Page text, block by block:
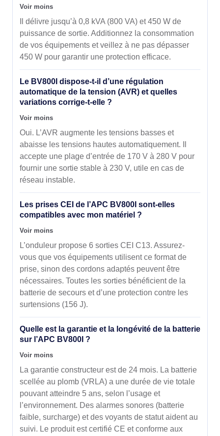
Voir moins
Il délivre jusqu’à 0,8 kVA (800 VA) et 450 W de
puissance de sortie. Additionnez la consommation
de vos équipements et veillez à ne pas dépasser
450 W pour garantir une protection efficace.
Le BV800I dispose-t-il d’une régulation
automatique de la tension (AVR) et quelles
variations corrige-t-elle ?
Voir moins
Oui. L’AVR augmente les tensions basses et
abaisse les tensions hautes automatiquement. Il
accepte une plage d’entrée de 170 V à 280 V pour
fournir une sortie stable à 230 V, utile en cas de
réseau instable.
Les prises CEI de l’APC BV800I sont-elles
compatibles avec mon matériel ?
Voir moins
L’onduleur propose 6 sorties CEI C13. Assurez-
vous que vos équipements utilisent ce format de
prise, sinon des cordons adaptés peuvent être
nécessaires. Toutes les sorties bénéficient de la
batterie de secours et d’une protection contre les
surtensions (156 J).
Quelle est la garantie et la longévité de la batterie
sur l’APC BV800I ?
Voir moins
La garantie constructeur est de 24 mois. La batterie
scellée au plomb (VRLA) a une durée de vie totale
pouvant atteindre 5 ans, selon l’usage et
l’environnement. Des alarmes sonores (batterie
faible, surcharge) et des voyants de statut aident au
suivi. Le produit est certifié CE et conforme aux